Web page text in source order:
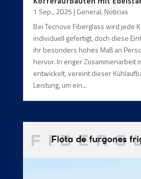
1 Sep., 2025 | General, Noticias
Bei Tecnove Fiberglass wird jede
individuell gefertigt, doch diese
ihr besonders hohes Maß an
hervor. In enger Zusammenarbeit
entwickelt, vereint dieser
Leistung, um ein...